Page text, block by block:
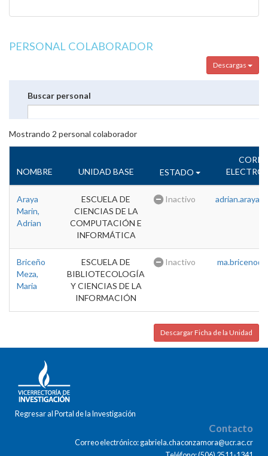
PERSONAL COLABORADOR
Descargas
Buscar personal
Mostrando 2 personal colaborador
NOMBRE UNIDAD BASE ESTADO
Araya
Marin,
Adrian
ESCUELA DE
CIENCIAS DE LA
COMPUTACIÓN E
INFORMÁTICA
Inactivo
Briceño
Meza,
Maria
ESCUELA DE
BIBLIOTECOLOGÍA
Y CIENCIAS DE LA
INFORMACIÓN
Inactivo
Descargar Ficha de la Unidad
Regresar al Portal de la Investigación
Contacto
Correo electrónico: gabriela.chaconzamora@ucr.ac.cr